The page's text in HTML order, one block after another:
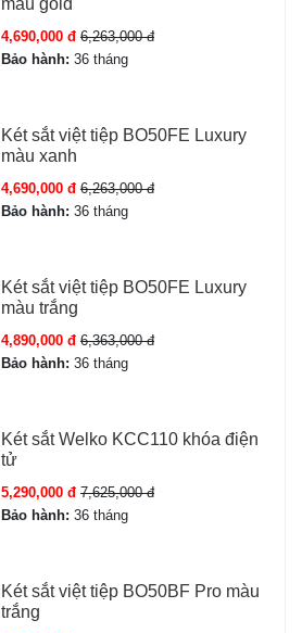
4,690,000 đ 6,263,000 đ
Bảo hành: 36 tháng
Két sắt việt tiệp BO50FE Luxury
màu xanh
4,690,000 đ 6,263,000 đ
Bảo hành: 36 tháng
Két sắt việt tiệp BO50FE Luxury
màu trắng
4,890,000 đ 6,363,000 đ
Bảo hành: 36 tháng
Két sắt Welko KCC110 khóa điện
tử
5,290,000 đ 7,625,000 đ
Bảo hành: 36 tháng
Két sắt việt tiệp BO50BF Pro màu
trắng